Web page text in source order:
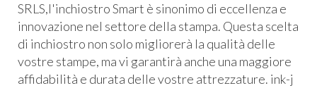
SRLS,l'inchiostro Smart è sinonimo di eccellenza e
innovazione nel settore della stampa. Questa scelta
di inchiostro non solo migliorerà la qualità delle
vostre stampe, ma vi garantirà anche una maggiore
affidabilità e durata delle vostre attrezzature. ink-j